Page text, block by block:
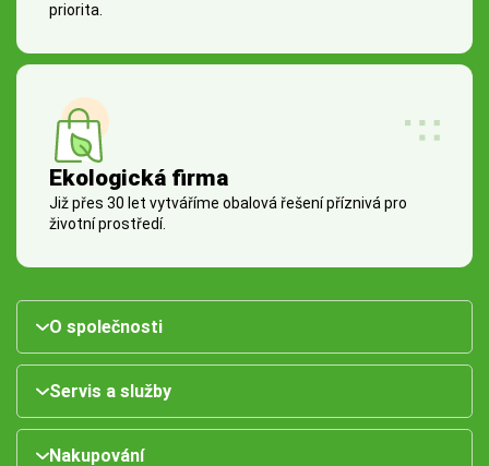
priorita.
Ekologická firma
Již přes 30 let vytváříme obalová řešení příznivá pro
životní prostředí.
O společnosti
Servis a služby
Nakupování